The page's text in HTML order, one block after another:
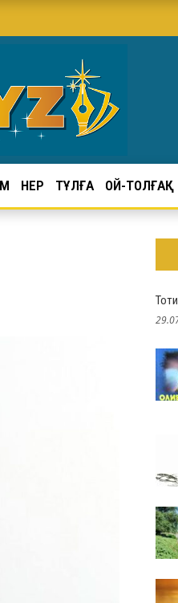
ӨНЕР ТҰЛҒА ОЙ-ТОЛҒАҚ